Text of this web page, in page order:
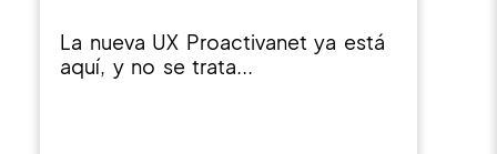
La nueva UX Proactivanet ya está
aquí, y no se trata...